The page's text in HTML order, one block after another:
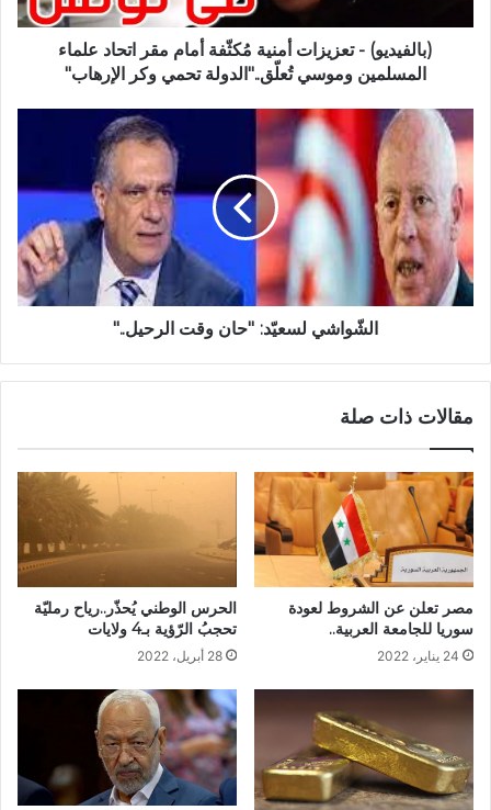
(بالفيديو) - تعزيزات أمنية مُكثّفة أمام مقر اتحاد علماء
المسلمين وموسي تُعلّق.."الدولة تحمي وكر الإرهاب"
الشّواشي لسعيّد: ''حان وقت الرحيل.."
مقالات ذات صلة
مصر تعلن عن الشروط لعودة
سوريا للجامعة العربية..
24 يناير، 2022
الحرس الوطني يُحذّر..رياح رمليّة
تحجبُ الرّؤية بـ4 ولايات
28 أبريل، 2022